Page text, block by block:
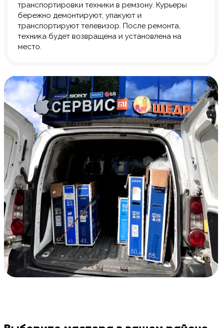
транспортировки техники в ремзону. Курьеры
бережно демонтируют, упакуют и
транспортируют телевизор. После ремонта,
техника будет возвращена и установлена на
место.